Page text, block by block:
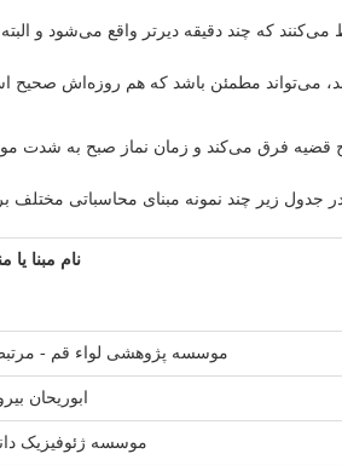
می‌تواند مطمئن باشد که هم روزه‌اش
قضیه فرق می‌کند و زمان نماز صبح به شدت
جدول زیر چند نمونه مبنای محاسباتی مختلف
نام مبنا یا
موسسه پژوهشی لواء قم -
ابوریحان
موسسه ژئوفیزیک